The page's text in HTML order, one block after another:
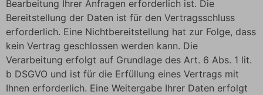
Bearbeitung Ihrer Anfragen erforderlich ist. Die
Bereitstellung der Daten ist für den Vertragsschluss
erforderlich. Eine Nichtbereitstellung hat zur Folge, dass
kein Vertrag geschlossen werden kann. Die
Verarbeitung erfolgt auf Grundlage des Art. 6 Abs. 1 lit.
b DSGVO und ist für die Erfüllung eines Vertrags mit
Ihnen erforderlich. Eine Weitergabe Ihrer Daten erfolgt